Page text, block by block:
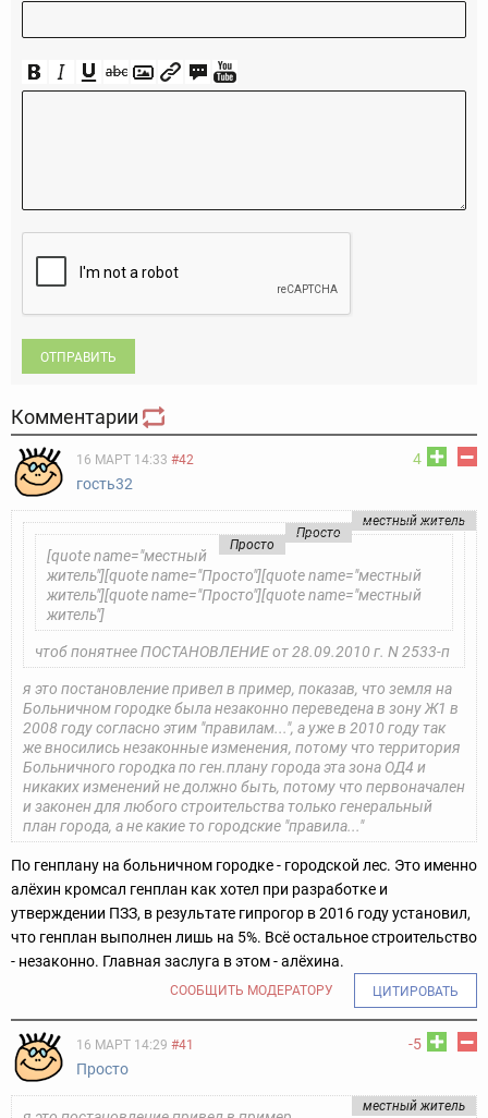
ОТПРАВИТЬ
Комментарии
4
16 МАРТ 14:33 #42
гость32
местный житель
Просто
Просто
[quote name="местный
житель"][quote name="Просто"][quote name="местный
житель"][quote name="Просто"][quote name="местный
житель"]
чтоб понятнее ПОСТАНОВЛЕНИЕ от 28.09.2010 г. N 2533-п
я это постановление привел в пример, показав, что земля на
Больничном городке была незаконно переведена в зону Ж1 в
2008 году согласно этим "правилам...", а уже в 2010 году так
же вносились незаконные изменения, потому что территория
Больничного городка по ген.плану города эта зона ОД4 и
никаких изменений не должно быть, потому что первоначален
и законен для любого строительства только генеральный
план города, а не какие то городские "правила..."
По генплану на больничном городке - городской лес. Это именно
алёхин кромсал генплан как хотел при разработке и
утверждении ПЗЗ, в результате гипрогор в 2016 году установил,
что генплан выполнен лишь на 5%. Всё остальное строительство
- незаконно. Главная заслуга в этом - алёхина.
СООБЩИТЬ МОДЕРАТОРУ ЦИТИРОВАТЬ
-5
16 МАРТ 14:29 #41
Просто
местный житель